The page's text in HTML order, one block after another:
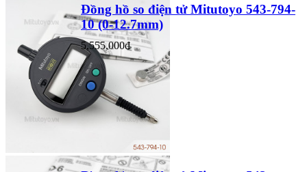
Đồng hồ so điện tử Mitutoyo 543-794-
10 (0-12.7mm)
5,555,000đ